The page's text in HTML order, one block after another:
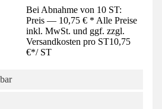
Bei Abnahme von 10 ST:
Preis — 10,75 € * Alle Preise
inkl. MwSt. und ggf. zzgl.
Versandkosten pro ST10,75
€*/ ST